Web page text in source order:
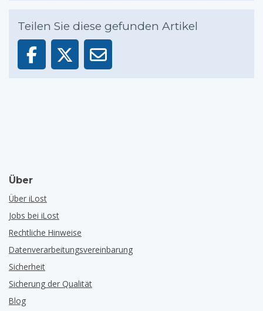
Teilen Sie diese gefunden Artikel
Über
Über iLost
Jobs bei iLost
Rechtliche Hinweise
Datenverarbeitungsvereinbarung
Sicherheit
Sicherung der Qualität
Blog